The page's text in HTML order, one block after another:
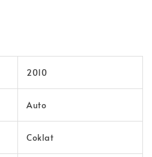
2010
Auto
Coklat